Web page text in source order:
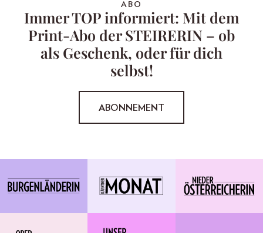
ABO
Immer TOP informiert: Mit dem
Print-Abo der STEIRERIN – ob
als Geschenk, oder für dich
selbst!
ABONNEMENT